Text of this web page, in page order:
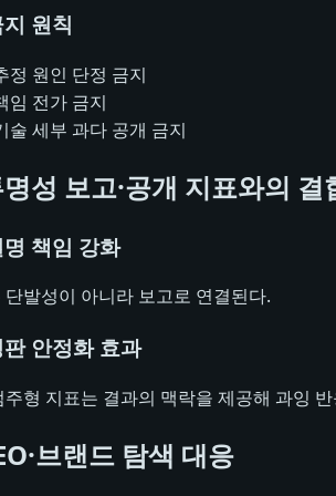
원칙
정 원인 단정 금지
임 전가 금지
술 세부 과다 공개 금지
성 보고·공개 지표와의 결
책임 강화
단발성이 아니라 보고로 연결된다.
안정화 효과
주형 지표는 결과의 맥락을 제공해 과잉
브랜드 탐색 대응